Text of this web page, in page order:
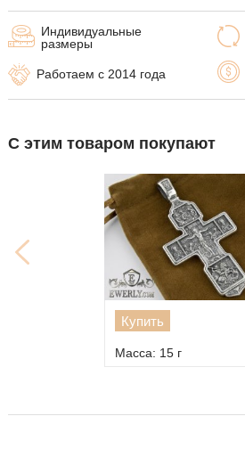
Индивидуальные
размеры
Работаем с 2014 года
С этим товаром покупают
Купить
Масса: 15 г